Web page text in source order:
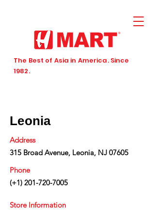
The Best of Asia in America. Since
1982.
Leonia
Address
315 Broad Avenue, Leonia, NJ 07605
Phone
(+1) 201-720-7005
Store Information